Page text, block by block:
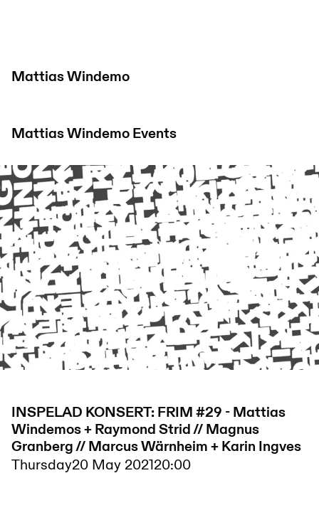
Mattias Windemo
Mattias WindemoEvents
INSPELAD KONSERT: FRIM #29 - Mattias
Windemos + Raymond Strid // Magnus
Granberg // Marcus Wärnheim + Karin Ingves
Thursday20 May 202120:00